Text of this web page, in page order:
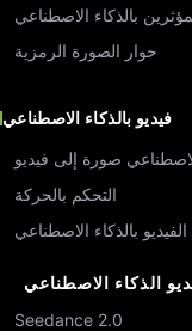
بالذكاء الاصطناعي
حوار الصورة الرمزية
فيديو بالذكاء الاصطناعي
صورة إلى فيديو
التحكم بالحركة
بالذكاء الاصطناعي
الذكاء الاصطناعي
Seedance 2.0